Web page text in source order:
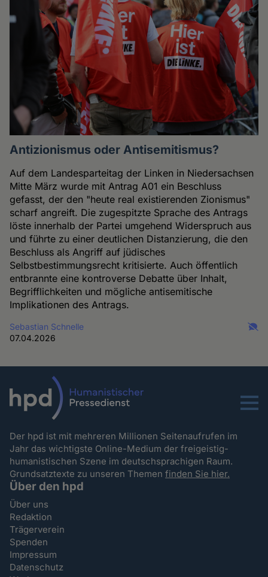
Antizionismus oder Antisemitismus?
Auf dem Landesparteitag der Linken in Niedersachsen
Mitte März wurde mit Antrag A01 ein Beschluss
gefasst, der den "heute real existierenden Zionismus"
scharf angreift. Die zugespitzte Sprache des Antrags
löste innerhalb der Partei umgehend Widerspruch aus
und führte zu einer deutlichen Distanzierung, die den
Beschluss als Angriff auf jüdisches
Selbstbestimmungsrecht kritisierte. Auch öffentlich
entbrannte eine kontroverse Debatte über Inhalt,
Begrifflichkeiten und mögliche antisemitische
Implikationen des Antrags.
Sebastian Schnelle
07.04.2026
Menu
Der hpd ist mit mehreren Millionen Seitenaufrufen im
Jahr das wichtigste Online-Medium der freigeistig-
humanistischen Szene im deutschsprachigen Raum.
Grundsatztexte zu unseren Themenfinden Sie hier.
Über den hpd
Über uns
Redaktion
Trägerverein
Spenden
Impressum
Datenschutz